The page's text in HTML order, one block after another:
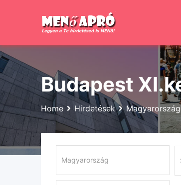
Budapest
Home Hirdetések Magyarország